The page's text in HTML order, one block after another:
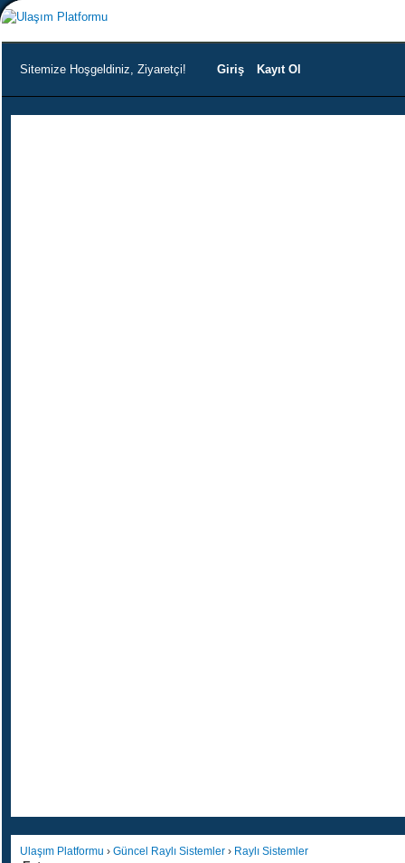
Sitemize Hoşgeldiniz, Ziyaretçi! Giriş Kayıt Ol
Ulaşım Platformu › Güncel Raylı Sistemler › Raylı Sistemler